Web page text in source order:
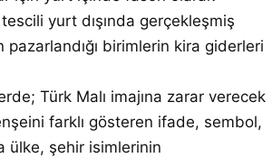
yurt dışında gerçekleşmiş
pazarlandığı birimlerin kira giderleri
Türk Malı imajına zarar verecek
farklı gösteren ifade, sembol,
ülke, şehir isimlerinin